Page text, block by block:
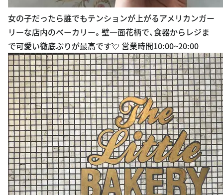
女の子だったら誰でもテンションが上がるアメリカンガー
リーな店内のベーカリー。壁一面花柄で、食器からレジま
で可愛い徹底ぶりが最高です💘 営業時間10:00~20:00